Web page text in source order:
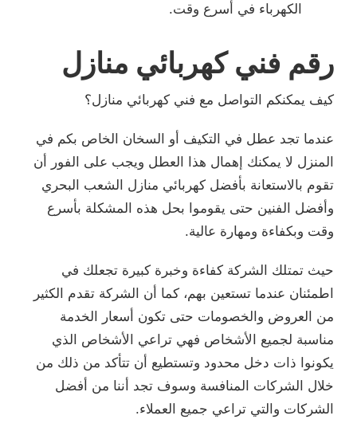
الكهرباء في أسرع وقت.
رقم فني كهربائي منازل
كيف يمكنكم التواصل مع فني كهربائي منازل؟
عندما تجد عطل في التكيف أو السخان الخاص بكم في
المنزل لا يمكنك إهمال هذا العطل ويجب على الفور أن
تقوم بالاستعانة بأفضل كهربائي منازل الشعب البحري
وأفضل الفنين حتى يقوموا بحل هذه المشكلة بأسرع
وقت وبكفاءة ومهارة عالية.
حيث تمتلك الشركة كفاءة وخبرة كبيرة تجعلك في
اطمئنان عندما تستعين بهم، كما أن الشركة تقدم الكثير
من العروض والخصومات حتى تكون أسعار الخدمة
مناسبة لجميع الأشخاص فهي تراعي الأشخاص الذي
يكونوا ذات دخل محدود وتستطيع أن تتأكد من ذلك من
خلال الشركات المنافسة وسوف تجد أننا من أفضل
الشركات والتي تراعي جميع العملاء.